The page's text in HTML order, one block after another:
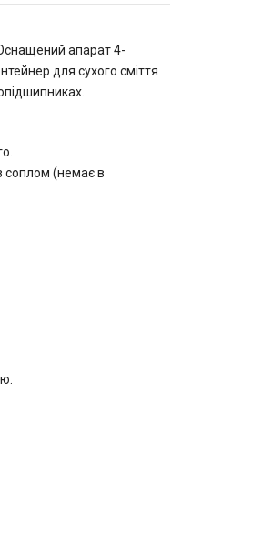
апарат 4-
для сухого сміття
соплом (немає в